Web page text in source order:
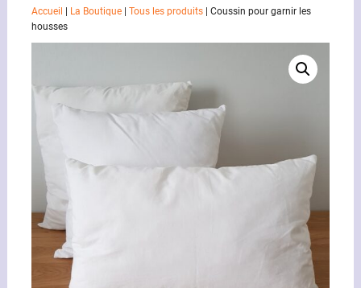
Accueil La Boutique| Tous les produits| Coussin pour garnir les
housses